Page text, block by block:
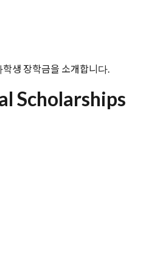
생 장학금을 소개합니다.
Scholarships